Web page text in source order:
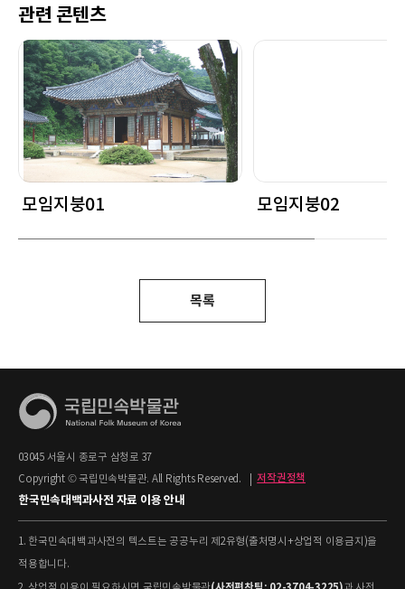
관련 콘텐츠
모임지붕01 모임지붕02
목록
03045 서울시 종로구 삼청로 37
Copyright © 국립민속박물관. All Rights Reserved.
저작권정책
한국민속대백과사전 자료 이용 안내
1. 한국민속대백과사전의 텍스트는 공공누리 제2유형(출처명시+상업적 이용금지)을
적용합니다.